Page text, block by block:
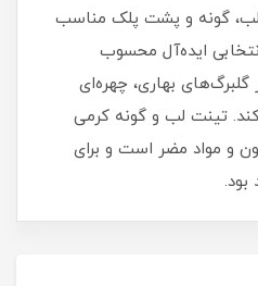
لب، گونه و پشت پلک مناسب
ایده‌آل محسوب
بهاری، چهره‌ای
تینت لب و گونه کرمی
و مواد مضر است و برای